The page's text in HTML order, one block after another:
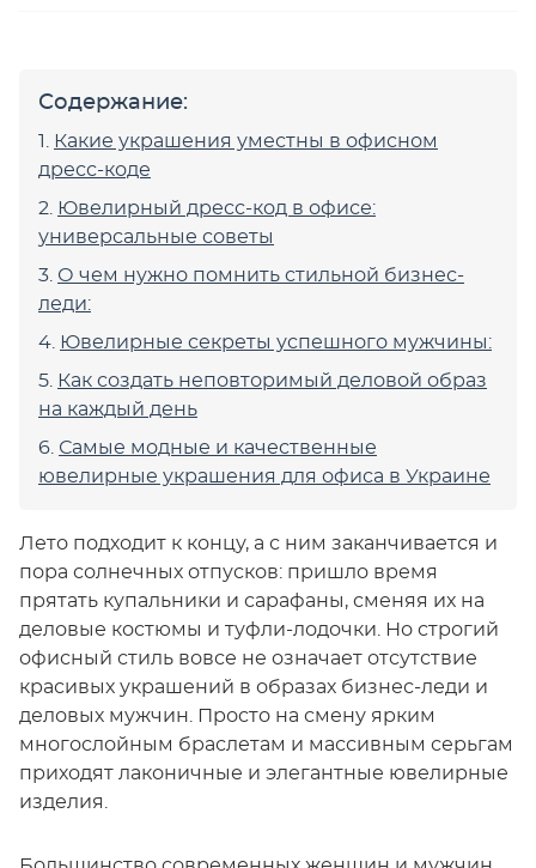
Содержание:
Какие украшения уместны в офисном
дресс-коде
Ювелирный дресс-код в офисе:
универсальные советы
О чем нужно помнить стильной бизнес-
леди:
Ювелирные секреты успешного мужчины:
Как создать неповторимый деловой образ
на каждый день
Самые модные и качественные
ювелирные украшения для офиса в Украине
Лето подходит к концу, а с ним заканчивается и
пора солнечных отпусков: пришло время
прятать купальники и сарафаны, сменяя их на
деловые костюмы и туфли-лодочки. Но строгий
офисный стиль вовсе не означает отсутствие
красивых украшений в образах бизнес-леди и
деловых мужчин. Просто на смену ярким
многослойным браслетам и массивным серьгам
приходят лаконичные и элегантные ювелирные
изделия.